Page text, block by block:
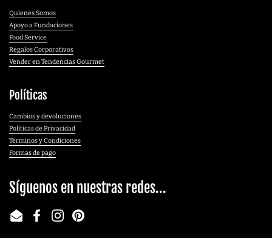
Quienes Somos
Apoyo a Fundaciones
Food Service
Regalos Corporativos
Vender en Tendencias Gourmet
Políticas
Cambios y devoluciones
Políticas de Privacidad
Términos y Condiciones
Formas de pago
Síguenos en nuestras redes...
Email FacebookInstagramPinterest